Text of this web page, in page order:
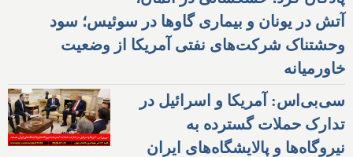
آتش در یونان و بیماری گاوها در سوئیس؛ سود
وحشتناک شرکت‌های نفتی آمریکا از وضعیت
خاورمیانه
سی‌بی‌اس: آمریکا و اسرائیل در
تدارک حملات گسترده به
نیروگاه‌ها و پالایشگاه‌های ایران